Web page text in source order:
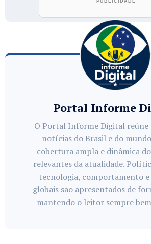
Portal Informe
O Portal Informe Digital reúne
notícias do Brasil e do
cobertura ampla e dinâmica
relevantes da atualidade.
tecnologia, comportamento
globais são apresentados de
mantendo o leitor sempre